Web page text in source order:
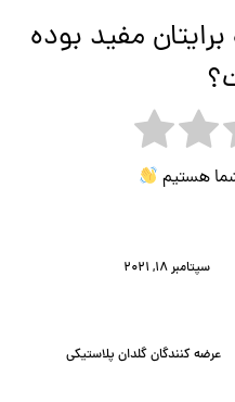
مفید بوده
هستیم
سپتامبر ۱۸, ۲۰۲۱
عرضه کنندگان گلدان پلاستیکی